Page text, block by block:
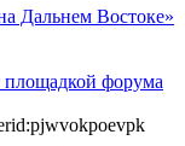
Дальнем Востоке»
площадкой форума